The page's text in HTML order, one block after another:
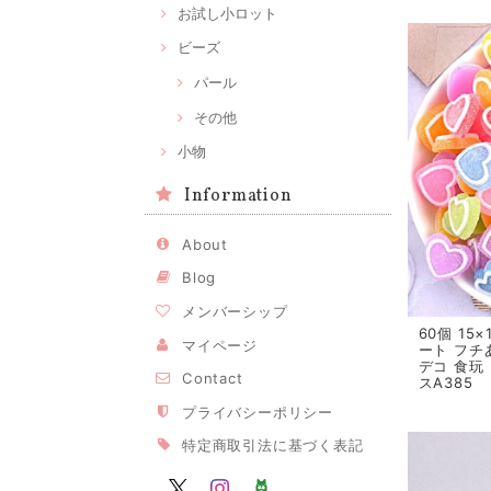
お試し小ロット
ビーズ
パール
その他
小物
Information
About
Blog
メンバーシップ
マイページ
Contact
プライバシーポリシー
特定商取引法に基づく表記
60個
ート フチ
デコ 食玩
スA385